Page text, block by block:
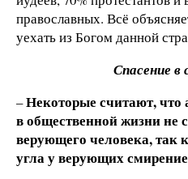
православных. Всё
уехать из Богом данной
Спасение в
–Некоторые считают, что
в общественной жизни не
верующего человека, так
угла у верующих